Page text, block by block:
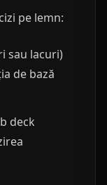
pe lemn:
sau lacuri)
de bază
deck